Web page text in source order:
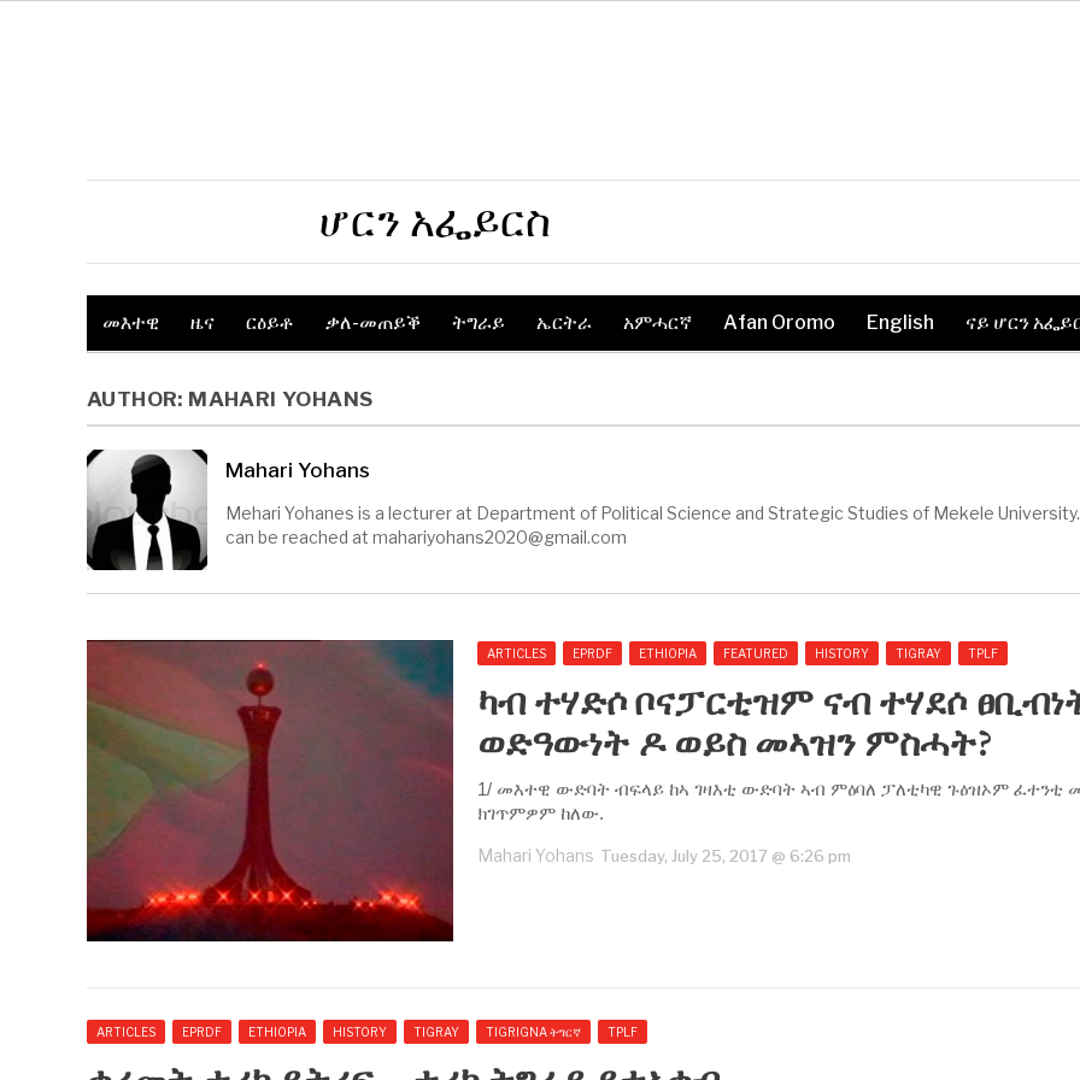
ሆርን አፌይርስ
መእተዊ ዜና ርዕይቶ ቃለ-መጠይቕ ትግራይ ኤርትራ አምሓርኛ Afan Oromo English ናይ ሆርን
AUTHOR: MAHARI YOHANS
Mahari Yohans
Mehari Yohanes is a lecturer at Department of Political Science and Strategic Studies of Mekele
can be reached at mahariyohans2020@gmail.com
ARTICLES EPRDF ETHIOPIA FEATURED HISTORY TIGRAY TPLF
ካብ ተሃድሶ ቦናፓርቲዝም ናብ ተሃደሶ
ወድዓውነት ዶ ወይስ መኣዝን ምስሓት?
1/ መእተዊ ውድባት ብፍላይ ከኣ ገዛእቲ ውድባት ኣብ ምዕባለ ፓለቲካዊ ጉዕዝኦም ፈተንቲ
ክገጥምዎም ከለው.
Mahari Yohans Tuesday, July 25, 2017 @ 6:26 pm
ARTICLES EPRDF ETHIOPIA HISTORY TIGRAY TIGRIGNA ትግርኛ TPLF